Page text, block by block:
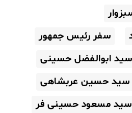
سفر رئیس جمهور
سید ابوالفضل حسینی
سید حسین عربشاهی
سید مسعود حسینی فر